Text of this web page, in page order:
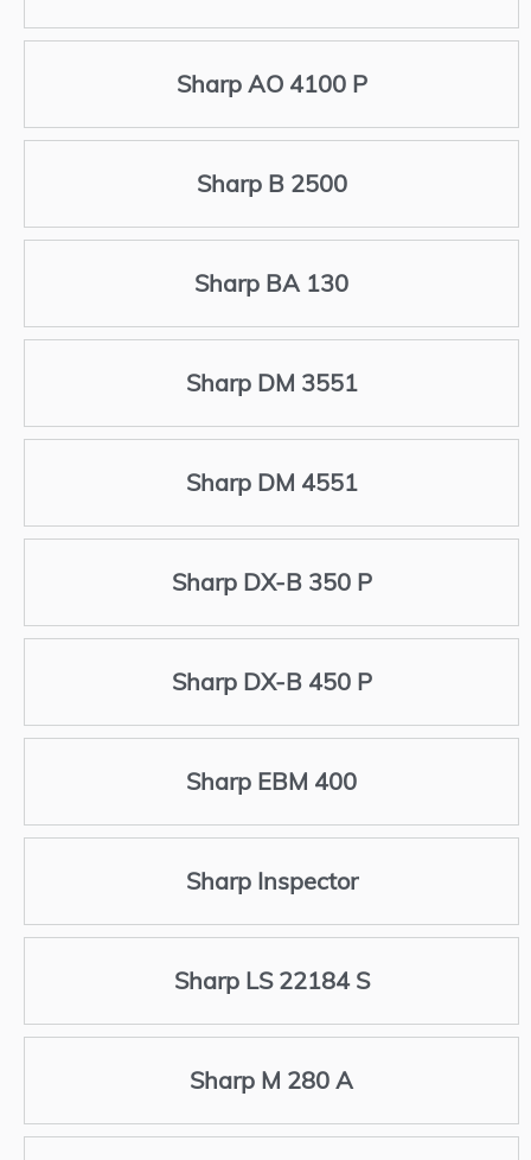
Sharp AO 4100 P
Sharp B 2500
Sharp BA 130
Sharp DM 3551
Sharp DM 4551
Sharp DX-B 350 P
Sharp DX-B 450 P
Sharp EBM 400
Sharp Inspector
Sharp LS 22184 S
Sharp M 280 A